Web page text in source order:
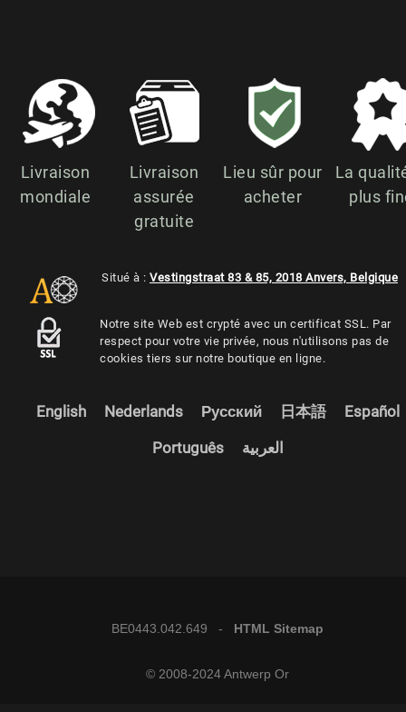
Livraison
mondiale
Livraison
assurée
gratuite
Lieu sûr pour
acheter
La
plus
Situé à : Vestingstraat 83 & 85, 2018 Anvers, Belgique
Notre site Web est crypté avec un certificat SSL. Par
respect pour votre vie privée, nous n'utilisons pas de
cookies tiers sur notre boutique en ligne.
English Nederlands Русский 日本語 Español
Português العربية
BE0443.042.649 - HTML Sitemap
© 2008-2024 Antwerp Or